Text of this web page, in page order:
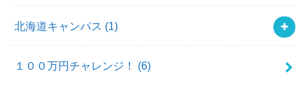
北海道キャンパス (1)
１００万円チャレンジ！ (6)